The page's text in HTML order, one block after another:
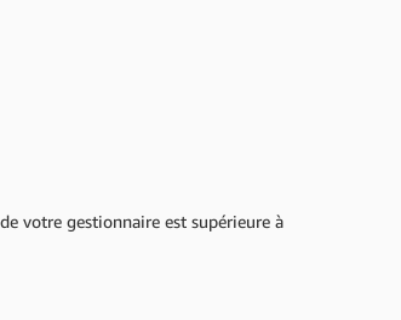
votre gestionnaire est supérieure à